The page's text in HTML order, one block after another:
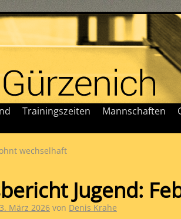
Trainingszeiten Mannschaften
wechselhaft
Jugend:
3. März 2026 von Denis Krahe